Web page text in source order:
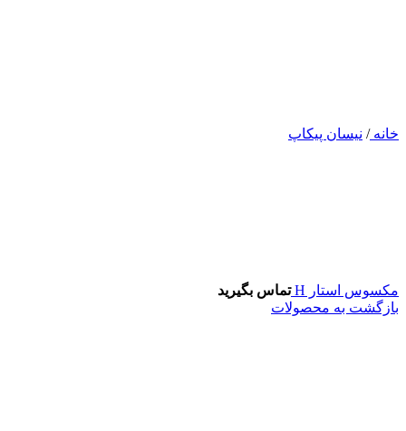
خانه/ نیسان پیکاپ
مکسوس استار H
تماس بگیرید
بازگشت به محصولات